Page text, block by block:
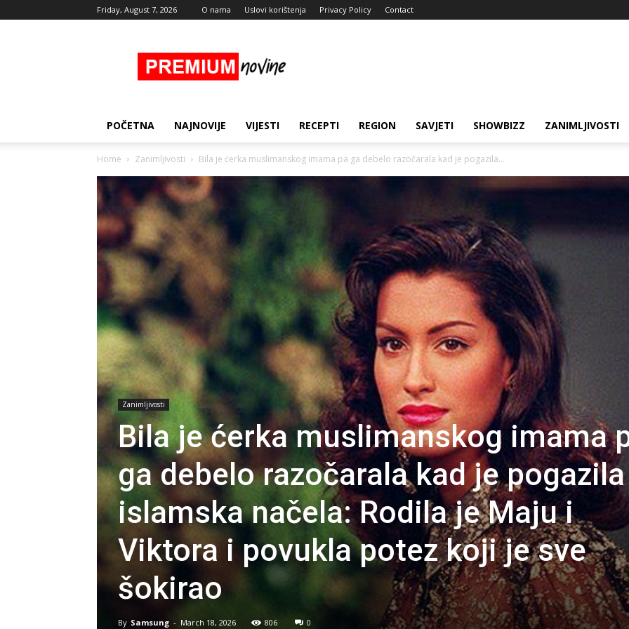
Friday, August 7, 2026 O nama Uslovi korištenja Privacy Policy Contact
Novine
POČETNA NAJNOVIJE VIJESTI RECEPTI REGION SAVJETI SHOWBIZZ ZANIMLJIVOSTI
Home Zanimljivosti Bila je ćerka muslimanskog imama pa ga debelo razočarala kad je pogazila...
Zanimljivosti
Bila je ćerka muslimanskog imama
ga debelo razočarala kad je pogazila
islamska načela: Rodila je Maju i
Viktora i povukla potez koji je sve
šokirao
By Samsung - March 18, 2026 806 0